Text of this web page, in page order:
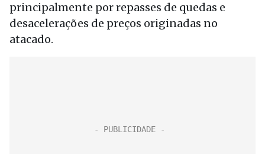
principalmente por repasses de quedas e
desacelerações de preços originadas no
atacado.